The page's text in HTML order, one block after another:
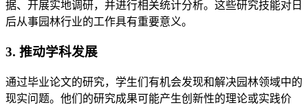
据、开展实地调研，并进行相关统计分析。这些研究技能对日
后从事园林行业的工作具有重要意义。
3. 推动学科发展
通过毕业论文的研究，学生们有机会发现和解决园林领域中的
现实问题。他们的研究成果可能产生创新性的理论或实践价